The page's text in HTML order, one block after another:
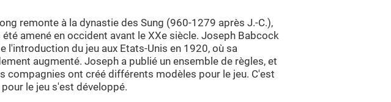
remonte à la dynastie des Sung (960-1279 après J.-C.),
été amené en occident avant le XXe siècle. Joseph Babcock
l'introduction du jeu aux Etats-Unis en 1920, où sa
augmenté. Joseph a publié un ensemble de règles, et
compagnies ont créé différents modèles pour le jeu. C'est
le jeu s'est développé.